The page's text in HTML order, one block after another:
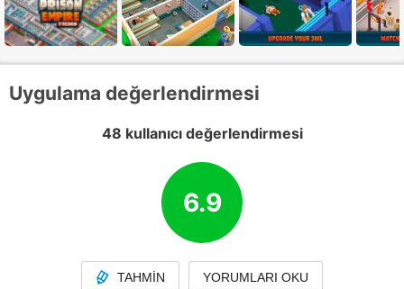
Uygulama değerlendirmesi
48 kullanıcı değerlendirmesi
6.9
TAHMIN YORUMLARI OKU